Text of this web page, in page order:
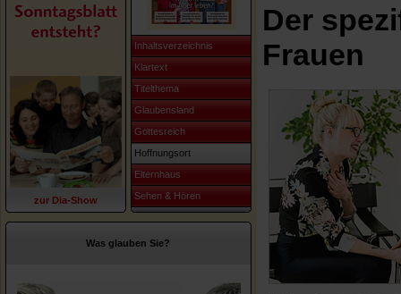
zur Dia-Show
Inhaltsverzeichnis
Klartext
Titelthema
Glaubensland
Gottesreich
Hoffnungsort
Elternhaus
Sehen & Hören
Was glauben Sie?
Der
Frauen